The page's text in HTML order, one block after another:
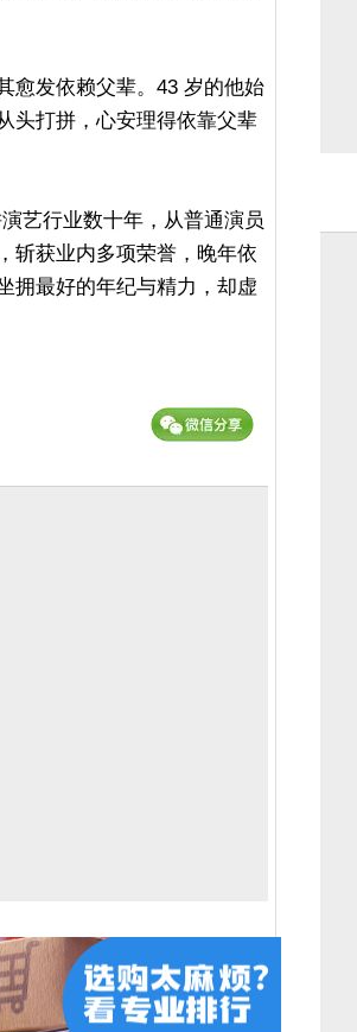
愈发依赖父辈。43 岁的他始
头打拼，心安理得依靠父辈
艺行业数十年，从普通演员
斩获业内多项荣誉，晚年依
拥最好的年纪与精力，却虚